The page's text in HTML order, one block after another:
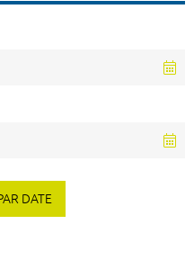
DATE